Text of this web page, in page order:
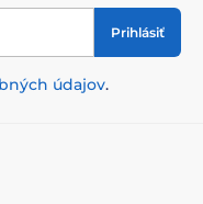
Prihlásiť
údajov.